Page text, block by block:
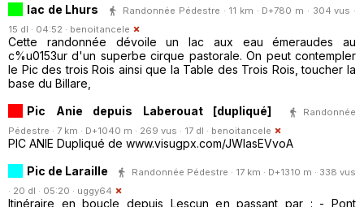
lac de Lhurs
Randonnée Pédestre · 11 km · D+780 m · 304 vus ·
15 dl · 04:52 · benoitancele
Cette randonnée dévoile un lac aux eau émeraudes au
c%u0153ur d'un superbe cirque pastorale. On peut contempler
le Pic des trois Rois ainsi que la Table des Trois Rois, toucher la
base du Billare,
Pic Anie depuis Laberouat [dupliqué]
Randonnée
Pédestre · 7 km · D+1040 m · 269 vus · 17 dl · benoitancele
PIC ANIE Dupliqué de www.visugpx.com/JWIasEVvoA
Pic de Laraille
Randonnée Pédestre · 17 km · D+1310 m · 338 vus
· 20 dl · 05:20 · uggy64
Itinéraire en boucle depuis Lescun en passant par : - Pont